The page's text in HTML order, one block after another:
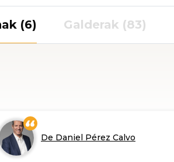
(6) Galderak (83)
De Daniel Pérez Calvo